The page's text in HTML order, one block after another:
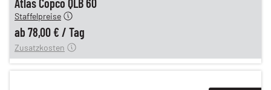
Staffelpreise
ab 78,00 € / Tag
12,00 €
Zusatzkosten